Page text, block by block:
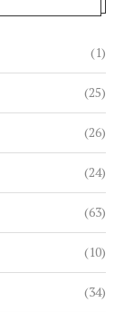
(1)
(25)
(26)
(24)
(63)
(10)
(34)